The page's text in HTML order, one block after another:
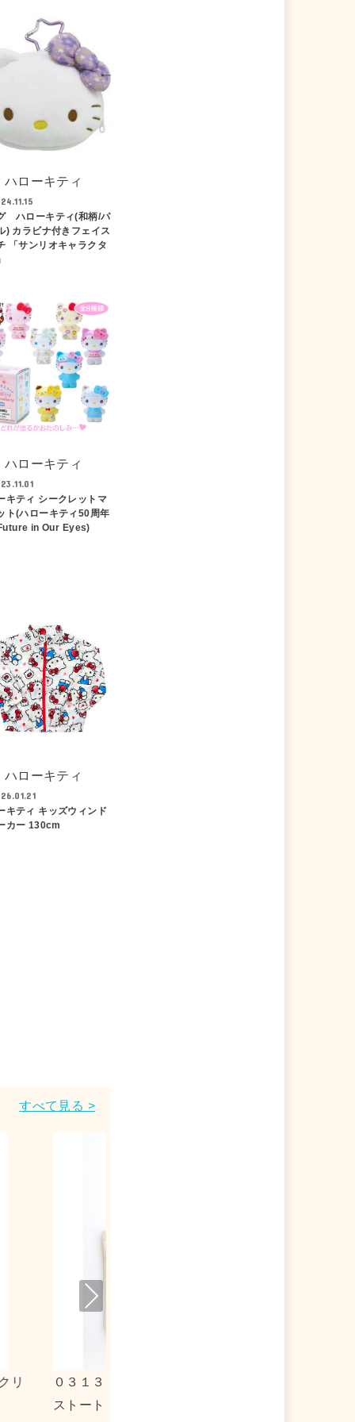
ハローキティ
ハローキティ(和柄/パ
) カラビナ付きフェイス
「サンリオキャラクタ
ハローキティ
キティ シークレットマ
ト(ハローキティ50周年
in Our Eyes)
ハローキティ
キティ キッズウィンド
カー 130cm
すべて見る >
キーホルダー
Nex